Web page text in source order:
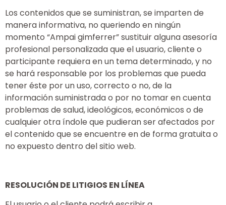
Los contenidos que se suministran, se imparten de
manera informativa, no queriendo en ningún
momento “Ampai gimferrer” sustituir alguna asesoría
profesional personalizada que el usuario, cliente o
participante requiera en un tema determinado, y no
se hará responsable por los problemas que pueda
tener éste por un uso, correcto o no, de la
información suministrada o por no tomar en cuenta
problemas de salud, ideológicos, económicos o de
cualquier otra índole que pudieran ser afectados por
el contenido que se encuentre en de forma gratuita o
no expuesto dentro del sitio web.
RESOLUCIÓN DE LITIGIOS EN LÍNEA